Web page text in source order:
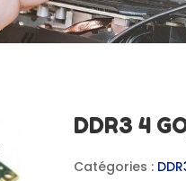
DDR3 4
Catégories :